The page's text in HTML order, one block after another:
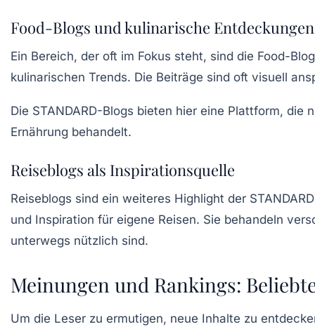
Food-Blogs und kulinarische Entdeckungen
Ein Bereich, der oft im Fokus steht, sind die Food-
kulinarischen Trends. Die Beiträge sind oft visuell
Die STANDARD-Blogs bieten hier eine Plattform, die
Ernährung behandelt.
Reiseblogs als Inspirationsquelle
Reiseblogs sind ein weiteres Highlight der
und Inspiration für eigene Reisen. Sie behandeln
unterwegs nützlich sind.
Meinungen und Rankings:
Um die Leser zu ermutigen, neue Inhalte zu